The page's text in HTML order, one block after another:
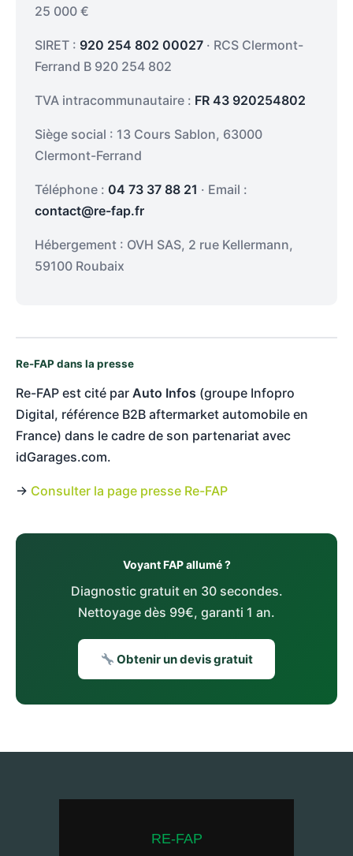
25 000 €
SIRET : 920 254 802 00027 · RCS Clermont-
Ferrand B 920 254 802
TVA intracommunautaire : FR 43 920254802
Siège social : 13 Cours Sablon, 63000
Clermont-Ferrand
Téléphone : 04 73 37 88 21 · Email :
contact@re-fap.fr
Hébergement : OVH SAS, 2 rue Kellermann,
59100 Roubaix
Re-FAP dans la presse
Re-FAP est cité par Auto Infos (groupe Infopro
Digital, référence B2B aftermarket automobile en
France) dans le cadre de son partenariat avec
idGarages.com.
→ Consulter la page presse Re-FAP
Voyant FAP allumé ?
Diagnostic gratuit en 30 secondes.
Nettoyage dès 99€, garanti 1 an.
Obtenir un devis gratuit
RE-FAP